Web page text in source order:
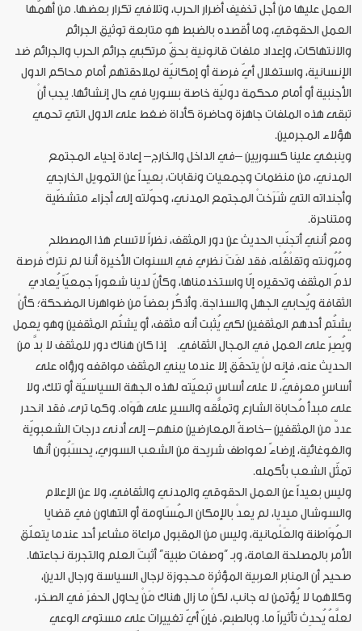
العمل عليها من أجل تخفيف أضرار الحرب، وتلافي تكرار بعضها. من أهمّها
العمل الحقوقي، وما أقصده بالضبط هو متابعة توثيق الجرائم
والانتهاكات، وإعداد ملفات قانونية بحقّ مرتكبي جرائم الحرب والجرائم ضد
الإنسانية، واستغلال أيّ فرصة أو إمكانيّة لملاحقتهم أمام محاكم الدول
الأجنبية أو أمام محكمة دوليّة خاصة بسوريا في حال إنشائها. يجب أنْ
تبقى هذه الملفات جاهزة وحاضرة كأداة ضغط على الدول التي تحمي
هؤلاء المجرمين.
وينبغي علينا كسوريين –في الداخل والخارج– إعادة إحياء المجتمع
المدني، من منظمات وجمعيات ونقابات، بعيداً عن التمويل الخارجي
وأجنداته التي شَرَختْ المجتمع المدني، وحوّلته إلى أجزاء متشظّية
ومتناحرة.
ومع أنني أتجنّب الحديث عن دور المثقف، نظراً لاتساع هذا المصطلح
ومُرُونته وتقلْقُله، فقد لفَتَ نظري في السنوات الأخيرة أننا لم نتركْ فرصة
لذمّ المثقف وتحقيره إلّا واستخدمناها، وكأنّ لدينا شعوراً جمعيّاً يُعادي
الثقافة ويُحابي الجهل والسذاجة. وأذكُر بعضاً من ظواهرنا المضحكة؛ كأنْ
يشتُم أحدهم المثقفين لكي يُثبت أنه مثقف، أو يشتُم المثقفين وهو يعمل
ويُصِرّ على العمل في المجال الثقافي. إذا كان هناك دور للمثقف لا بدَّ من
الحديث عنه، فإنه لنْ يتحقّق إلا عندما يبني المثقف مواقفه ورؤاه على
أساسٍ معرفيّ، لا على أساس تبعيّته لهذه الجهة السياسيّة أو تلك، ولا
على مبدأ مُحاباة الشارع وتملُّقه والسير على هَوَاه. وكما ترى، فقد انحدر
عددٌ من المثقفين –خاصةً المعارضين منهم– إلى أدنى درجات الشعبويّة
والغوغائية، إرضاءً لعواطف شريحة من الشعب السوري، يحسَبُون أنها
تمثّل الشعب بأكمله.
وليس بعيداً عن العمل الحقوقي والمدني والثقافي، ولا عن الإعلام
والسوشال ميديا، لم يعدْ بالإمكان الـمُسَاومة أو التهاون في قضايا
الـمُوَاطنة والعَلْمانية، وليس من المقبول مراعاة مشاعر أحد عندما يتعلّق
الأمر بالمصلحة العامة، وبـ “وصفات طبية” أثبتَ العلم والتجربة نجاعتها.
صحيح أن المنابر العربية المؤثرة محجوزة لرجال السياسة ورجال الدين،
وكلاهما لا يُؤتمن له جانب، لكنْ ما زال هناك مَنْ يحاول الحفرَ في الصخر،
لعلَّهُ يُحدِث تأثيراً ما. وبالطبع، فإنّ أيّ تغييرات على مستوى الوعي